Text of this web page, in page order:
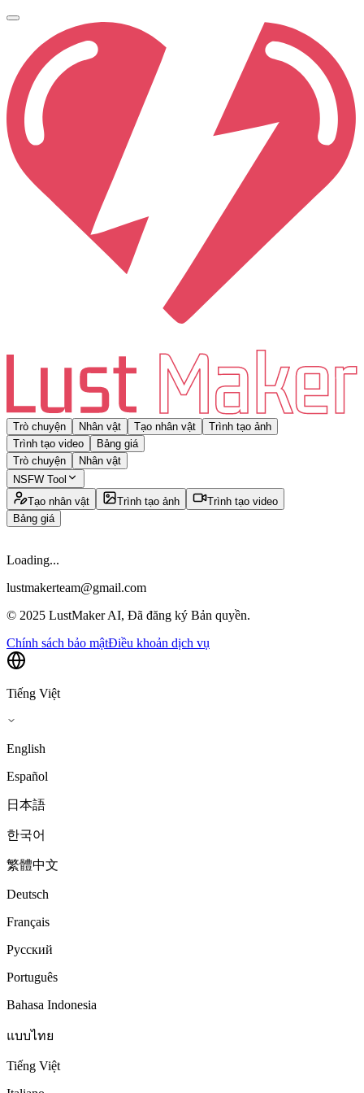
Trò chuyện Nhân vật Tạo nhân vật
Trình tạo ảnh
Trình tạo video
Bảng giá
Trò chuyện
Nhân vật
NSFW Tool
Tạo nhân vật
Trình tạo ảnh
Trình tạo video
Bảng giá
Loading...
lustmakerteam@gmail.com
© 2025 LustMaker AI, Đã đăng ký Bản quyền.
Chính sách bảo mậtĐiều khoản dịch vụ
Tiếng Việt
English
Español
日本語
한국어
繁體中文
Deutsch
Français
Русский
Português
Bahasa Indonesia
แบบไทย
Tiếng Việt